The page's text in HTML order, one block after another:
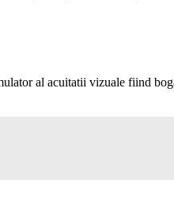
al acuitatii vizuale fiind